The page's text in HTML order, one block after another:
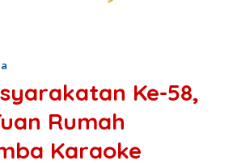
Ke-58,
Rumah
Karaoke